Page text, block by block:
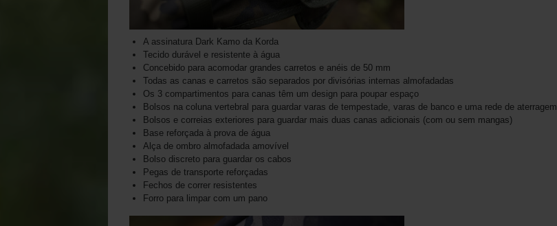
A assinatura Dark Kamo da Korda
Tecido durável e resistente à água
Concebido para acomodar grandes carretos e anéis de 50 mm
Todas as canas e carretos são separados por divisórias internas almofadadas
Os 3 compartimentos para canas têm um design para poupar espaço
Bolsos na coluna vertebral para guardar varas de tempestade, varas de banco e uma rede de aterragem
Bolsos e correias exteriores para guardar mais duas canas adicionais (com ou sem mangas)
Base reforçada à prova de água
Alça de ombro almofadada amovível
Bolso discreto para guardar os cabos
Pegas de transporte reforçadas
Fechos de correr resistentes
Forro para limpar com um pano